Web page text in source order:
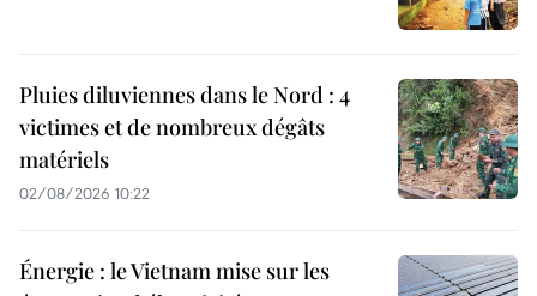
Pluies diluviennes dans le Nord : 4
victimes et de nombreux dégâts
matériels
02/08/2026 10:22
Énergie : le Vietnam mise sur les